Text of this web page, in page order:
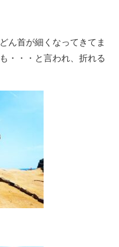
ん首が細くなってきてま
・・・と言われ、折れる